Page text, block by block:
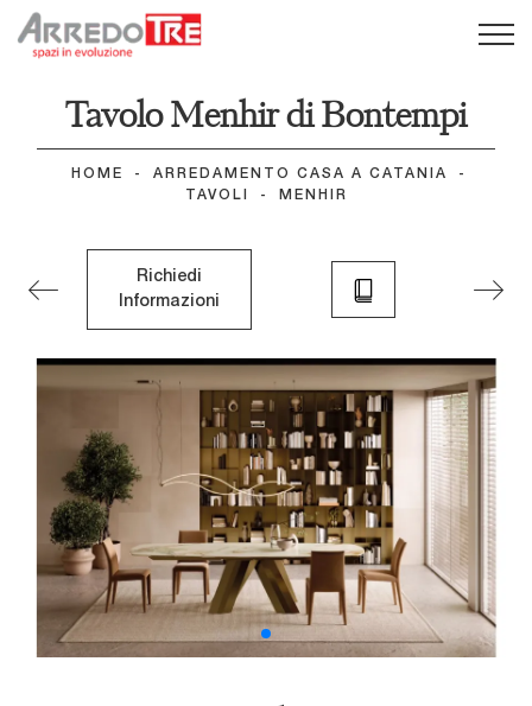
Tavolo Menhir di Bontempi
HOME - ARREDAMENTO CASA A CATANIA
-
TAVOLI
- MENHIR
Richiedi
Informazioni